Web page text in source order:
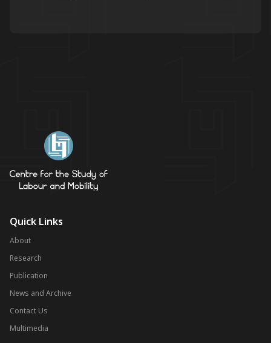
Quick Links
About
Research
Publication
News and Archive
Contact Us
Multimedia